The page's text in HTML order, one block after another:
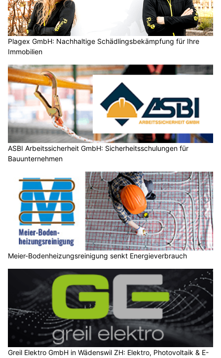
Plagex GmbH: Nachhaltige Schädlingsbekämpfung für Ihre
Immobilien
ASBI Arbeitssicherheit GmbH: Sicherheitsschulungen für
Bauunternehmen
Meier-Bodenheizungsreinigung senkt Energieverbrauch
Greil Elektro GmbH in Wädenswil ZH: Elektro, Photovoltaik & E-